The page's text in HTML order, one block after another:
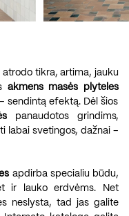
atrodo tikra, artima, jauku
akmens masės plyteles
sendintą efektą. Dėl šios
panaudotos grindims,
labai svetingos, dažnai –
apdirba specialiu būdu,
ir lauko erdvėms. Net
neslysta, tad jas galite